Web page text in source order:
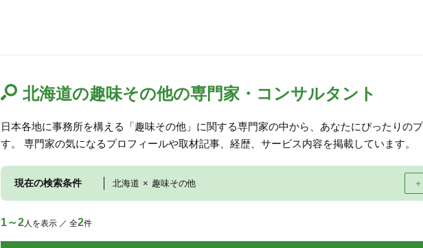
北海道の趣味その他の専門家・コンサルタント
日本各地に事務所を構える「趣味その他」に関する専門家の中から、あなたにぴったりの
す。 専門家の気になるプロフィールや取材記事、経歴、サービス内容を掲載しています。
現在の検索条件 北海道 × 趣味その他 ＋
1～2人を表示 ／ 全2件